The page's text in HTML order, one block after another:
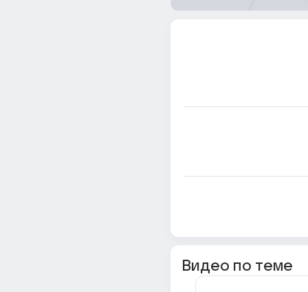
Видео по теме